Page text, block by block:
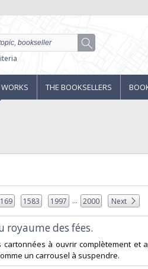
THE BOOKSELLERS
1583 1997 ... 2000 Next
des fées.
cartonnées à ouvrir complètement et
un carrousel à suspendre.